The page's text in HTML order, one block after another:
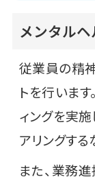
メンタル
従業員の精
トを行いま
ィングを実
アリングする
また、業務